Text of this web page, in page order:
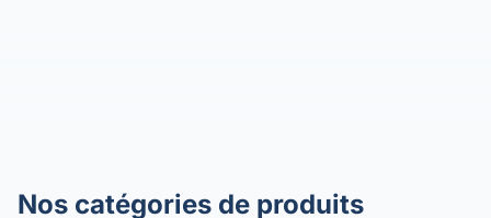
Nos catégories de produits